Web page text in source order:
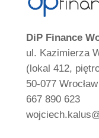
DiP Finance
ul. Kazimierza
(lokal 412,
50-077 Wrocław
667 890 623